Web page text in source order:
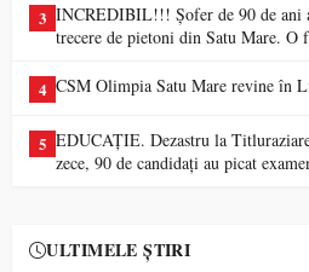
3 INCREDIBIL!!! Șofer de 90 de ani
trecere de pietoni din Satu Mare. O
4 CSM Olimpia Satu Mare revine în
5 EDUCAȚIE. Dezastru la
zece, 90 de candidați au picat
ULTIMELE ȘTIRI